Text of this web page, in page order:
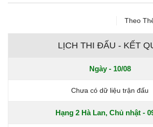
Theo
LỊCH THI ĐẤU - KẾT
Ngày - 10/08
Chưa có dữ liệu trận đấu
Hạng 2 Hà Lan, Chủ nhật -